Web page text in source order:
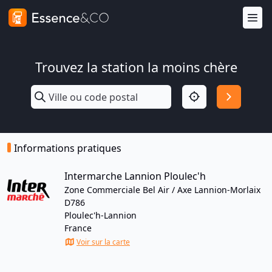
Trouvez la station la moins chère
Informations pratiques
Intermarche Lannion Ploulec'h
Zone Commerciale Bel Air / Axe Lannion-Morlaix
D786
Ploulec'h-Lannion
France
Voir sur la carte